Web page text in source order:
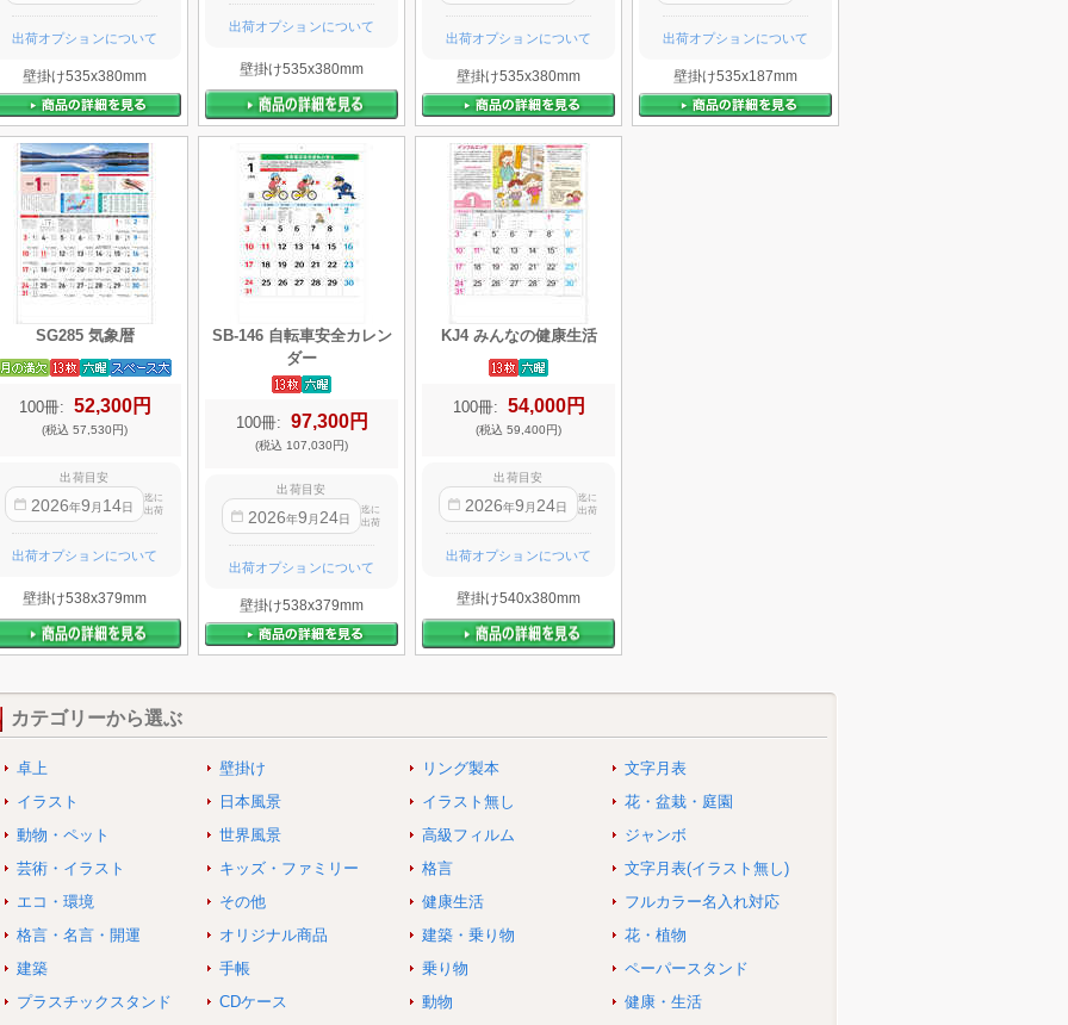
出荷オプションについて
壁掛け535x380mm
出荷オプションについて
壁掛け535x380mm
出荷オプションについて
壁掛け535x380mm
出荷オプションについて
壁掛け535x187mm
SG285 気象暦
100冊: 52,300円
(税込 57,530円)
出荷目安
2026年9 月 14日
迄に
出荷
出荷オプションについて
壁掛け538x379mm
SB-146 自転車安全カレン
ダー
100冊: 97,300円
(税込 107,030円)
出荷目安
2026年9 月 24日
迄に
出荷
出荷オプションについて
壁掛け538x379mm
KJ4 みんなの健康生活
100冊: 54,000円
(税込 59,400円)
出荷目安
2026年9 月24日
迄に
出荷
出荷オプションについて
壁掛け540x380mm
カテゴリーから選ぶ
卓上 壁掛け リング製本
文字月表
イラスト
日本風景 イラスト無し
花・盆栽・庭園
動物・ペット
世界風景 高級フィルム
ジャンボ
芸術・イラスト
キッズ・ファミリー 格言
文字月表(イラスト無し)
エコ・環境
その他 健康生活
フルカラー名入れ対応
格言・名言・開運
オリジナル商品 建築・乗り物
花・植物
建築
手帳 乗り物
ペーパースタンド
プラスチックスタンド
CDケース 動物 健康・生活